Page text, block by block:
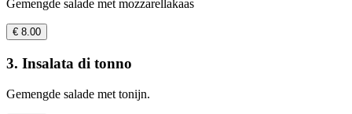
Gemengde salade met mozzarellakaas
€ 8.00
3. Insalata di tonno
Gemengde salade met tonijn.